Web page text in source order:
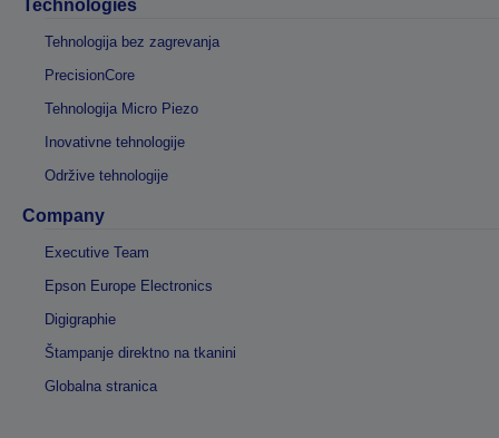
Technologies
Tehnologija bez zagrevanja
PrecisionCore
Tehnologija Micro Piezo
Inovativne tehnologije
Održive tehnologije
Company
Executive Team
Epson Europe Electronics
Digigraphie
Štampanje direktno na tkanini
Globalna stranica